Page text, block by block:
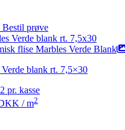
Bestil prøve
blank rt. 7,5×30
pr. kasse
/ m2